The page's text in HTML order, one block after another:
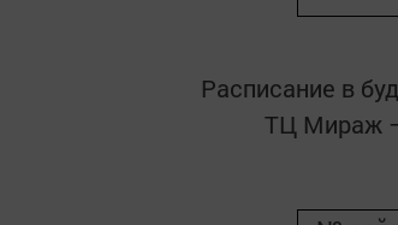
Расписание в
ТЦ Мираж